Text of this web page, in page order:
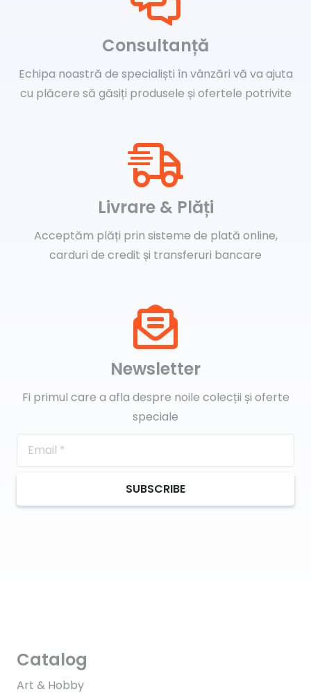
Consultanță
Echipa noastră de specialiști în vânzări vă va ajuta
cu plăcere să găsiți produsele și ofertele potrivite
Livrare & Plăți
Acceptăm plăți prin sisteme de plată online,
carduri de credit și transferuri bancare
Newsletter
Fi primul care a afla despre noile colecții și oferte
speciale
SUBSCRIBE
Catalog
Art & Hobby